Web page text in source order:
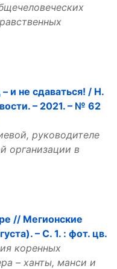
и не сдаваться! / Н.
– 2021. – № 62
руководителе
организации в
// Мегионские
– С. 1. : фот. цв.
коренных
– ханты, манси и